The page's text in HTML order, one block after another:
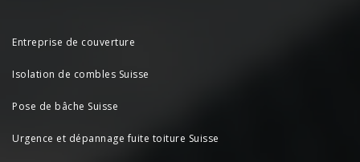
Entreprise de couverture
Isolation de combles Suisse
Pose de bâche Suisse
Urgence et dépannage fuite toiture Suisse